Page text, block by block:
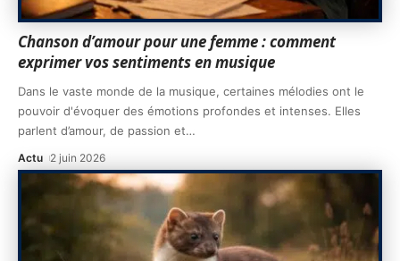
Chanson d’amour pour une femme : comment
exprimer vos sentiments en musique
Dans le vaste monde de la musique, certaines mélodies ont le
pouvoir d'évoquer des émotions profondes et intenses. Elles
parlent d’amour, de passion et…
Actu 2 juin 2026